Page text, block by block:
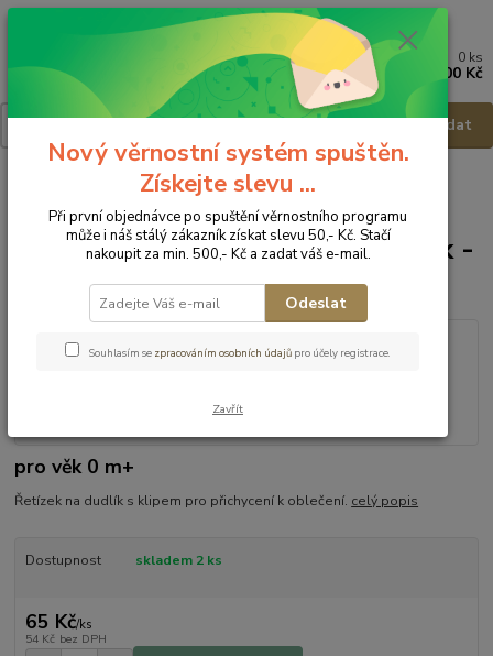
Hledat
0 ks
0,00 Kč
Kojenecké potřeby Dudlíky a příslušenství
Canpol Babies Řetízek na dudlík - Hvězdička
Canpol Babies Řetízek na dudlík -
Hvězdička
pro věk 0 m+
Řetízek na dudlík s klipem pro přichycení k oblečení. celý popis
Dostupnost skladem 2 ks
65 Kč/ks
54 Kč bez DPH
Nový věrnostní systém spuštěn.
Získejte slevu ...
Při první objednávce po spuštění věrnostního programu
může i náš stálý zákazník získat slevu 50,- Kč. Stačí
nakoupit za min. 500,- Kč a zadat váš e-mail.
Odeslat
Souhlasím se zpracováním osobních údajů pro účely registrace.
Zavřít